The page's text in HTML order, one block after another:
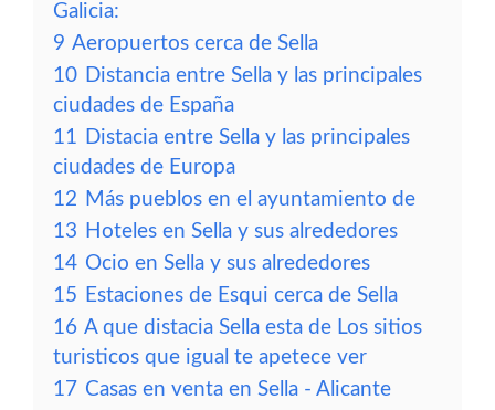
Galicia:
9 Aeropuertos cerca de Sella
10 Distancia entre Sella y las principales
ciudades de España
11 Distacia entre Sella y las principales
ciudades de Europa
12 Más pueblos en el ayuntamiento de
13 Hoteles en Sella y sus alrededores
14 Ocio en Sella y sus alrededores
15 Estaciones de Esqui cerca de Sella
16 A que distacia Sella esta de Los sitios
turisticos que igual te apetece ver
17 Casas en venta en Sella - Alicante